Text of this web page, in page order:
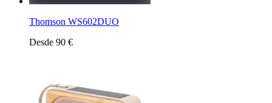
Thomson WS602DUO
Desde 90 €